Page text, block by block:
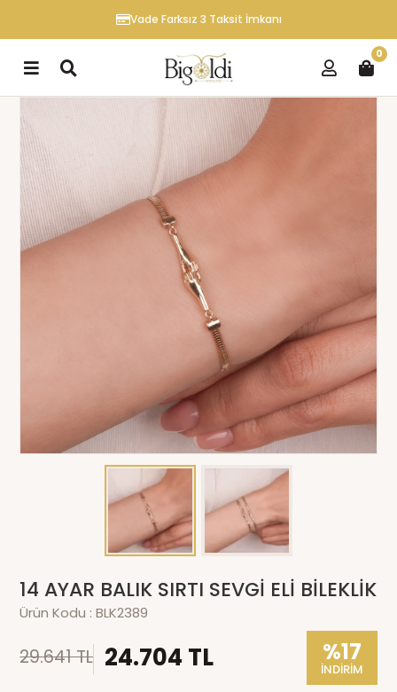
Vade Farksız 3 Taksit İmkanı
0
14 AYAR BALIK SIRTI SEVGİ ELİ BİLEKLİK
Ürün Kodu :BLK2389
29.641 TL 24.704 TL %17
İNDİRİM